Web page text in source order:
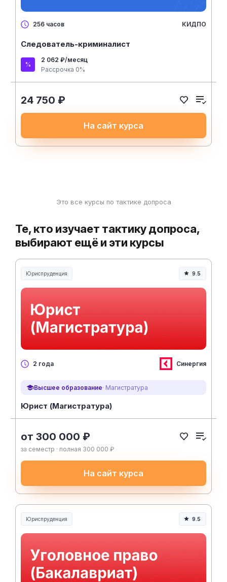
256 часов КИДПО
Следователь-криминалист
2 062 ₽/месяц
Рассрочка 0%
24 750 ₽
На сайт курса
Это все курсы по тактике допроса
Те, кто изучает тактику допроса,
выбирают ещё и эти курсы
Юриспруденция
Юриспруденция и право
9.5
2 года Синергия
Высшее образование· Магистратура
Юрист (Магистратура)
от 300 000 ₽
за семестр · полная 300 000 ₽
На сайт курса
Юриспруденция
Юриспруденция и право
9.5